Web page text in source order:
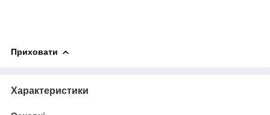
Приховати
Характеристики